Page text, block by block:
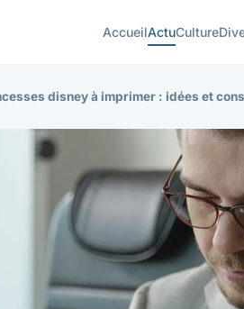
AccueilActuCulture
disney à imprimer : idées et